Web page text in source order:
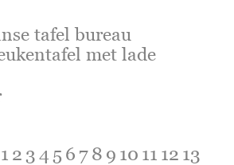
tafel bureau
met lade
1 2 34 5 6 7 8 9 10 11 12 13